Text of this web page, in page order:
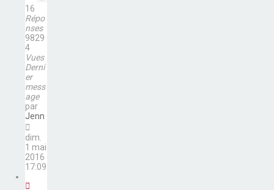
16
Répo
nses
9829
4
Vues
Derni
er
mess
age
par
Jenn
dim.
1 mai
2016
17:09